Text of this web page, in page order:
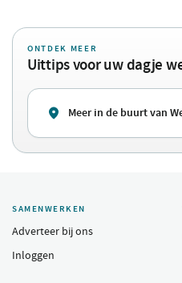
ONTDEK MEER
Uittips voor uw dagje
Meer in de buurt van
SAMENWERKEN
Adverteer bij ons
Inloggen